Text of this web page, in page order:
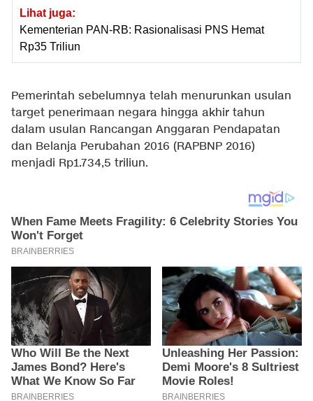
Lihat juga:
Kementerian PAN-RB: Rasionalisasi PNS Hemat
Rp35 Triliun
Pemerintah sebelumnya telah menurunkan usulan
target penerimaan negara hingga akhir tahun
dalam usulan Rancangan Anggaran Pendapatan
dan Belanja Perubahan 2016 (RAPBNP 2016)
menjadi Rp1.734,5 triliun.